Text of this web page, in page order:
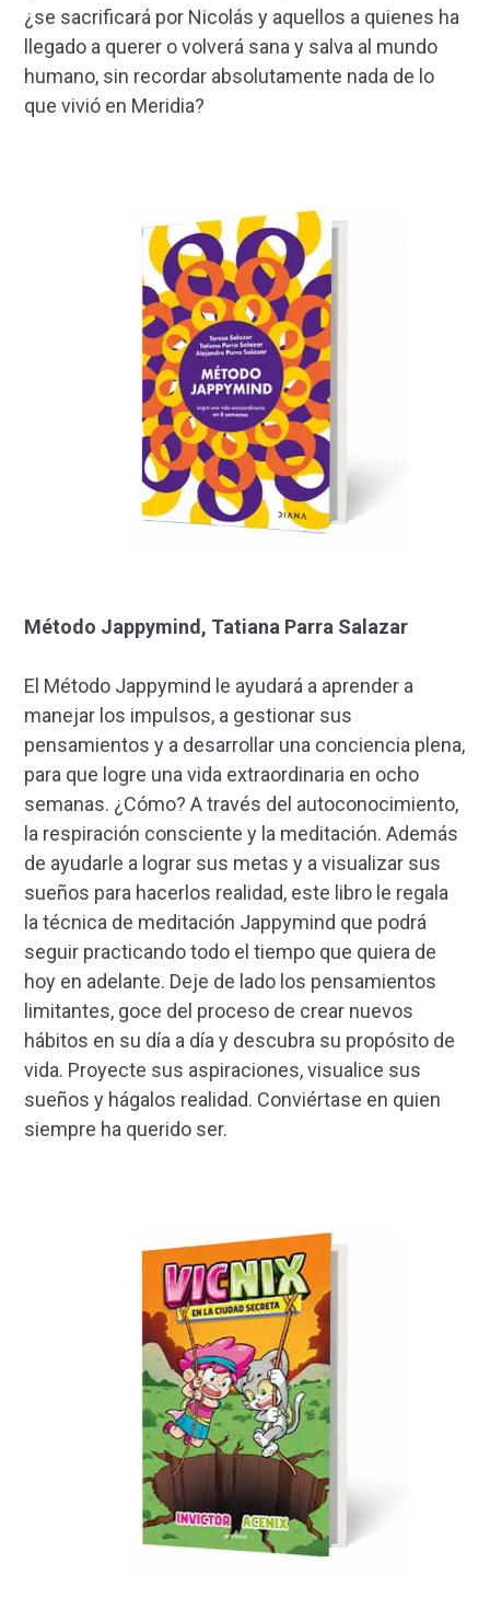
¿se sacrificará por Nicolás y aquellos a quienes ha
llegado a querer o volverá sana y salva al mundo
humano, sin recordar absolutamente nada de lo
que vivió en Meridia?
Método Jappymind, Tatiana Parra Salazar
El Método Jappymind le ayudará a aprender a
manejar los impulsos, a gestionar sus
pensamientos y a desarrollar una conciencia plena,
para que logre una vida extraordinaria en ocho
semanas. ¿Cómo? A través del autoconocimiento,
la respiración consciente y la meditación. Además
de ayudarle a lograr sus metas y a visualizar sus
sueños para hacerlos realidad, este libro le regala
la técnica de meditación Jappymind que podrá
seguir practicando todo el tiempo que quiera de
hoy en adelante. Deje de lado los pensamientos
limitantes, goce del proceso de crear nuevos
hábitos en su día a día y descubra su propósito de
vida. Proyecte sus aspiraciones, visualice sus
sueños y hágalos realidad. Conviértase en quien
siempre ha querido ser.